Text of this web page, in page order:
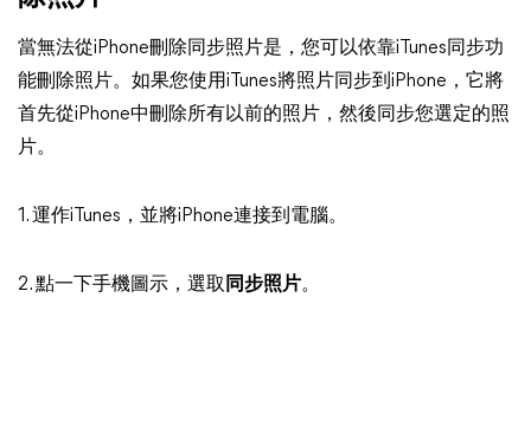
當無法從iPhone刪除同步照片是，您可以依靠iTunes同步功
能刪除照片。如果您使用iTunes將照片同步到iPhone，它將
首先從iPhone中刪除所有以前的照片，然後同步您選定的照
片。
1. 運作iTunes，並將iPhone連接到電腦。
2. 點一下手機圖示，選取 同步照片。